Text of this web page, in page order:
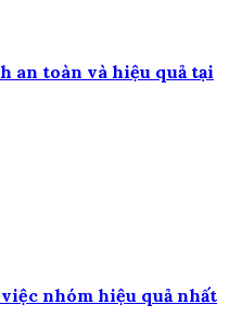
an toàn và hiệu quả tại
nhóm hiệu quả nhất